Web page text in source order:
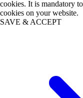
cookies. It is mandatory
cookies on your website.
SAVE & ACCEPT